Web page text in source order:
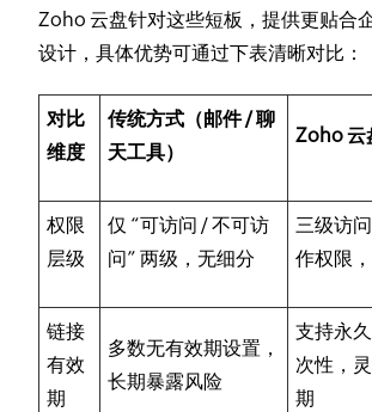
Zoho 云盘针对这些短板，提供更贴合
设计，具体优势可通过下表清晰对比：
对比
维度
传统方式（邮件 / 聊
天工具）
Zoho 云
权限
层级
仅 “可访问 / 不可访
问” 两级，无细分
三级访
作权限
链接
有效
期
多数无有效期设置，
长期暴露风险
支持永
次性，
期